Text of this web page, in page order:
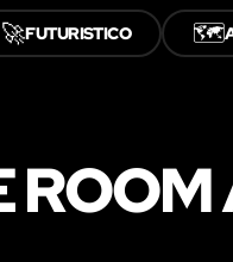
🚀FUTURISTICO 🗺️